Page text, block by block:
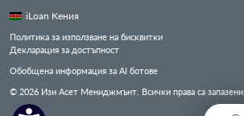
iLoan Кения
Политика за използване на бисквитки
Декларация за достъпност
Обобщена информация за AI ботове
© 2026 Изи Асет Мениджмънт. Всички права са запазени.